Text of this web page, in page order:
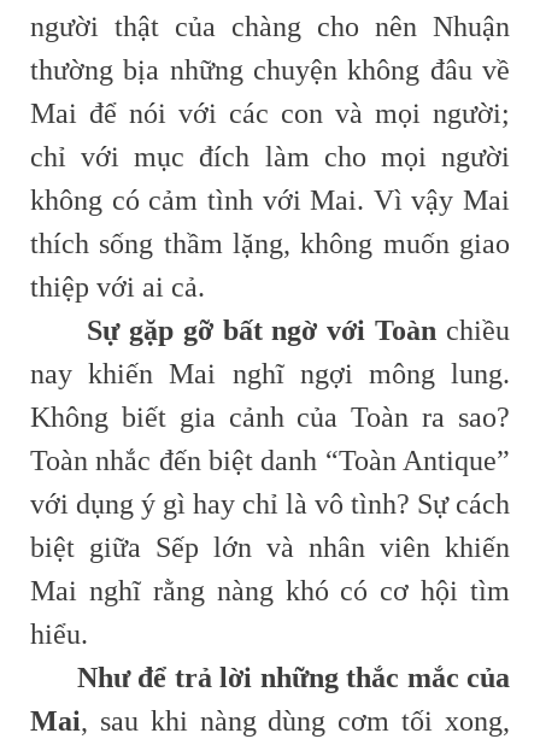
người thật của chàng cho nên Nhuận
thường bịa những chuyện không đâu về
Mai để nói với các con và mọi người;
chỉ với mục đích làm cho mọi người
không có cảm tình với Mai. Vì vậy Mai
thích sống thầm lặng, không muốn giao
thiệp với ai cả.
Sự gặp gỡ bất ngờ với Toàn chiều
nay khiến Mai nghĩ ngợi mông lung.
Không biết gia cảnh của Toàn ra sao?
Toàn nhắc đến biệt danh “Toàn Antique”
với dụng ý gì hay chỉ là vô tình? Sự cách
biệt giữa Sếp lớn và nhân viên khiến
Mai nghĩ rằng nàng khó có cơ hội tìm
hiểu.
Như để trả lời những thắc mắc của
Mai, sau khi nàng dùng cơm tối xong,